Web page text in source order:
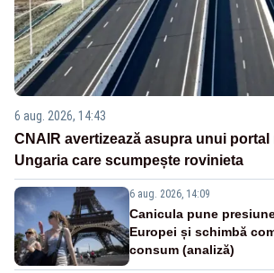
6 aug. 2026, 14:43
CNAIR avertizează asupra unui
Ungaria care scumpește rovinieta
6 aug. 2026, 14:09
Canicula pune
Europei și schimbă
consum (analiză)